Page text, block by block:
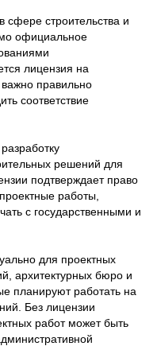
сфере строительства и
официальное
лицензия на
правильно
соответствие
решений для
подтверждает право
работы,
с государственными и
для проектных
архитектурных бюро и
планируют работать на
Без лицензии
работ может быть